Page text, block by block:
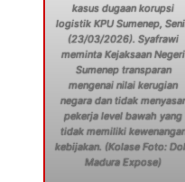
kasus dugaan korupsi
logistik KPU Sumenep,
(23/03/2026). Syafrawi
meminta Kejaksaan Negeri
Sumenep transparan
mengenai nilai kerugian
negara dan tidak menyasar
pekerja level bawah yang
tidak memiliki
kebijakan. (Kolase Foto:
Madura Expose)